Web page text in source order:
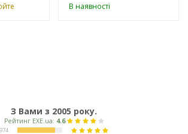
В наявності
З Вами з 2005 року.